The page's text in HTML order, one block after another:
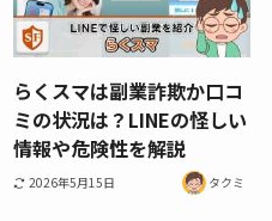
らくスマは副業詐欺か口コ
ミの状況は？LINEの怪しい
情報や危険性を解説
2026年5月15日 タクミ